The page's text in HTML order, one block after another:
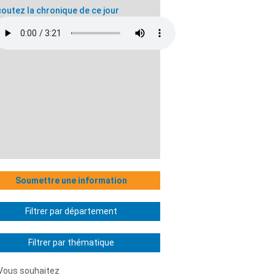
la chronique de ce jour
Soumettre une information
Filtrer par département
Filtrer par thématique
souhaitez